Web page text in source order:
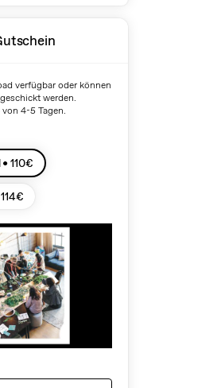
verfügbar oder können
werden.
4-5 Tagen.
•110€
114€